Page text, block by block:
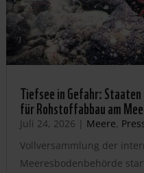
Tiefsee in Gefahr:
für Rohstoffabbau am
Juli 24, 2026 | Meere,
Vollversammlung der
Meeresbodenbehörde